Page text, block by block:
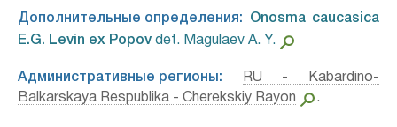
Дополнительные определения:
Onosma caucasica
E.G. Levin ex Popov⁣ det. Magulaev A. Y.
Административные регионы:
RU - Kabardino-
Balkarskaya Respublika - Cherekskiy Rayon
.